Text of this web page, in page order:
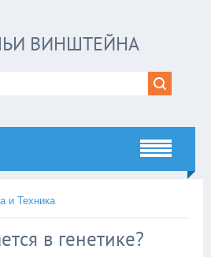
ВИНШТЕЙНА
и Техника
в генетике?